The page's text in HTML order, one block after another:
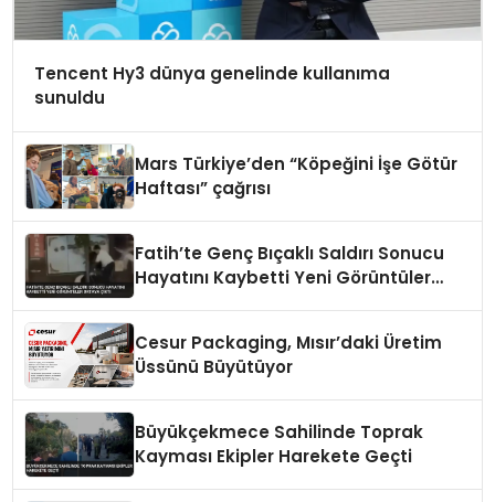
Tencent Hy3 dünya genelinde kullanıma
sunuldu
Mars Türkiye’den “Köpeğini İşe Götür
Haftası” çağrısı
Fatih’te Genç Bıçaklı Saldırı Sonucu
Hayatını Kaybetti Yeni Görüntüler
Cesur Packaging, Mısır’daki Üretim
Üssünü Büyütüyor
Büyükçekmece Sahilinde Toprak
Kayması Ekipler Harekete Geçti